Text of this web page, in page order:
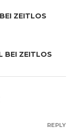
ZEITLOS
BEI ZEITLOS
REPLY